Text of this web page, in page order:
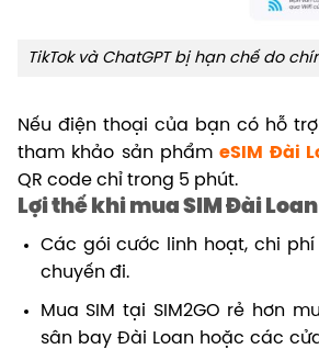
TikTok và ChatGPT bị hạn chế do
Nếu điện thoại của bạn có hỗ
tham khảo sản phẩmeSIM Đài
QR code chỉ trong 5 phút.
Lợi thế khi mua SIM Đài Loan
Các gói cước linh hoạt, chi
chuyến đi.
Mua SIM tại SIM2GO rẻ hơn
sân bay Đài Loan hoặc các